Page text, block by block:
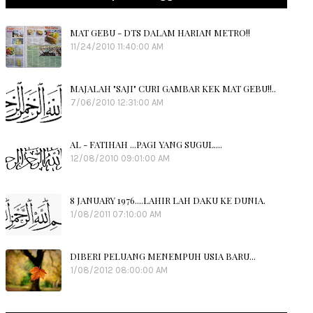
MAT GEBU - DTS DALAM HARIAN METRO!!
11/24/2010 11:40:00 AM
MAJALAH "SAJI" CURI GAMBAR KEK MAT GEBU!!..
7/06/2010 12:31:00 AM
AL - FATIHAH ...PAGI YANG SUGUL....
12/08/2010 09:01:00 AM
8 JANUARY 1976....LAHIR LAH DAKU KE DUNIA.
1/08/2011 07:10:00 AM
DIBERI PELUANG MENEMPUH USIA BARU...
1/08/2012 08:00:00 AM